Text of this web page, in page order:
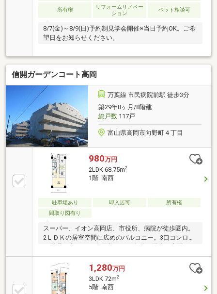
所有権
リフォームリノベー
ション
ペット相談可
8/7(金)～8/9(日)予約制見学会開催※当日予約OK。ご希
望日をお知らせください。
信開ガーデンコート高岡
万葉線 市民病院前駅 徒歩3分
築29年8ヶ月/8階建
総戸数117戸
富山県高岡市向野町４丁目
980万円
2LDK 68.75m2
1階 南西
駐車場あり 即入居可
所有権
間取り図有り
スーパー、イオン高岡店、市役所、病院が徒歩圏内。
2ＬＤＫの居室空間に広めのバルコニー。3口コンロで
に防犯カメラ完備。広めのエントランスロビー。
1,280万円
3LDK 72m2
5階 南西